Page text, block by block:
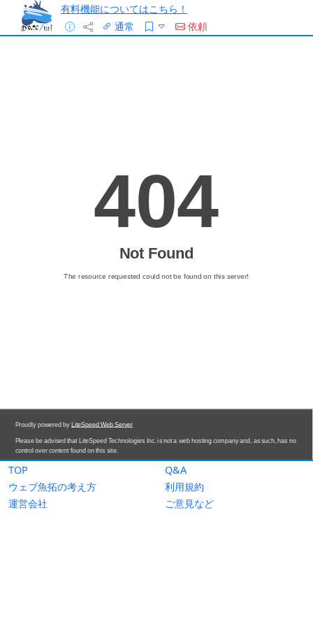
有料機能についてはこちら！
通常
依頼
TOP
Q&A
ウェブ魚拓の考え方
利用規約
運営会社
ご意見など